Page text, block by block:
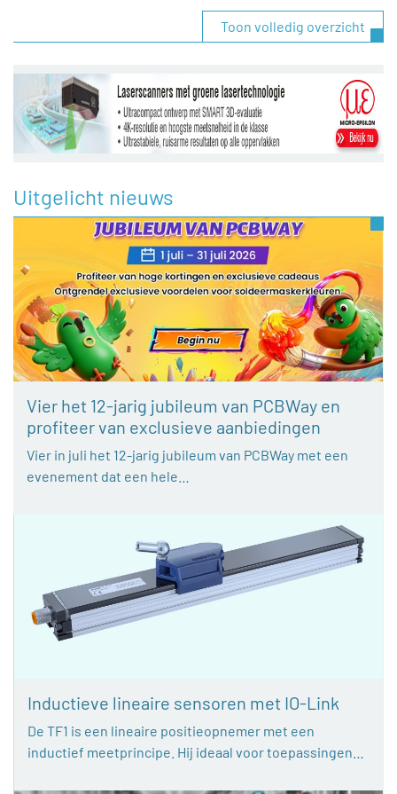
Toon volledig overzicht
Uitgelicht nieuws
Vier het 12-jarig jubileum van PCBWay en
profiteer van exclusieve aanbiedingen
Vier in juli het 12-jarig jubileum van PCBWay met een
evenement dat een hele…
Inductieve lineaire sensoren met IO-Link
De TF1 is een lineaire positieopnemer met een
inductief meetprincipe. Hij ideaal voor toepassingen…